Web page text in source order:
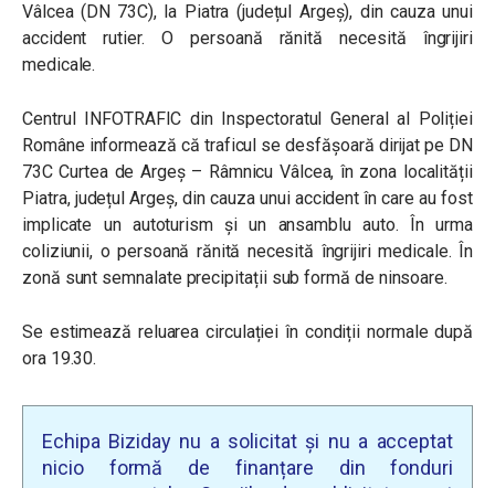
Vâlcea (DN 73C), la Piatra (județul Argeș), din cauza unui
accident rutier. O persoană rănită necesită îngrijiri
medicale.
Centrul INFOTRAFIC din Inspectoratul General al Poliției
Române informează că traficul se desfășoară dirijat pe DN
73C Curtea de Argeș – Râmnicu Vâlcea, în zona localității
Piatra, județul Argeș, din cauza unui accident în care au fost
implicate un autoturism și un ansamblu auto. În urma
coliziunii, o persoană rănită necesită îngrijiri medicale. În
zonă sunt semnalate precipitații sub formă de ninsoare.
Se estimează reluarea circulației în condiții normale după
ora 19.30.
Echipa Biziday nu a solicitat și nu a acceptat
nicio formă de finanțare din fonduri